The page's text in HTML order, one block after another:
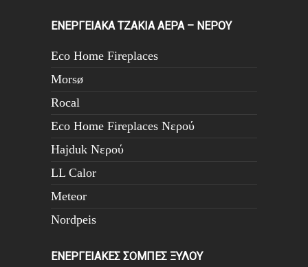
ΕΝΕΡΓΕΙΑΚΑ ΤΖΑΚΙΑ ΑΕΡΑ – ΝΕΡΟΥ
Eco Home Fireplaces
Morsø
Rocal
Eco Home Fireplaces Νερού
Hajduk Νερού
LL Calor
Meteor
Nordpeis
ΕΝΕΡΓΕΙΑΚΕΣ ΣΟΜΠΕΣ ΞΥΛΟΥ